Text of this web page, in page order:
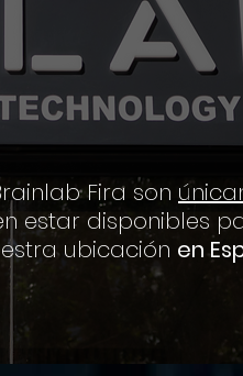
Fira son
estar disponibles
ubicación en